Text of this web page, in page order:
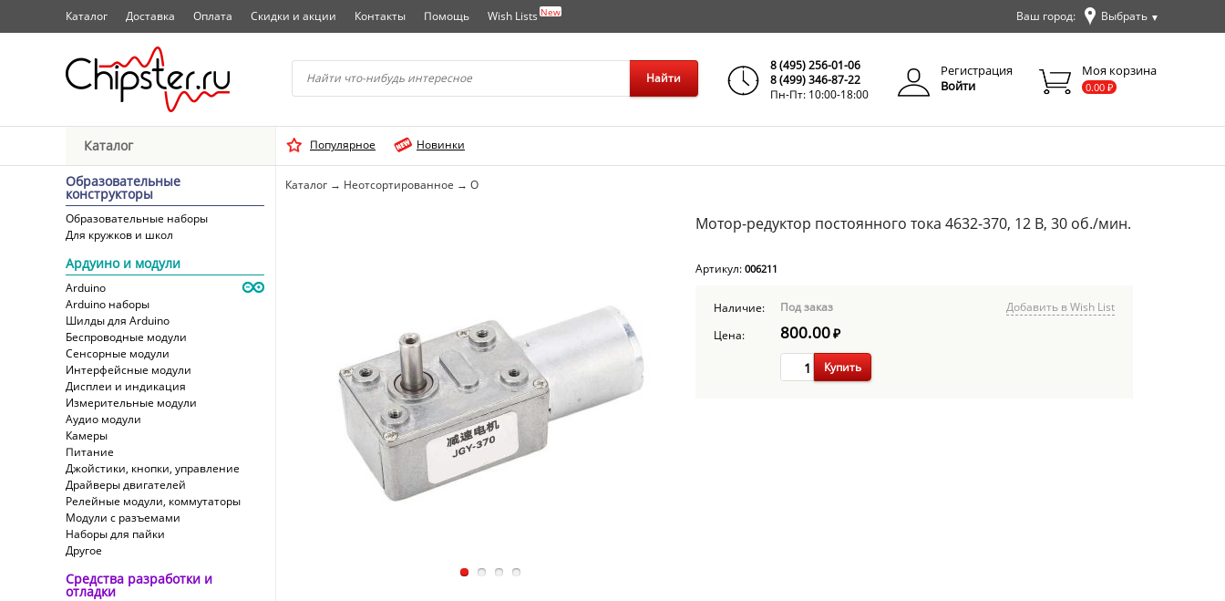
Начните водить название города..
Каталог Доставка Оплата Скидки и акции Контакты Помощь Wish Lists New Ваш город: Выбрать ▼
Найти
8 (495) 256-01-06
8 (499) 346-87-22
Пн-Пт: 10:00-18:00
Регистрация
Войти
Моя корзина
0.00 ₽
Каталог Популярное Новинки
Образовательные
конструкторы
Образовательные наборы
Для кружков и школ
Ардуино и модули
Arduino
Arduino наборы
Шилды для Arduino
Беспроводные модули
Сенсорные модули
Интерфейсные модули
Дисплеи и индикация
Измерительные модули
Аудио модули
Камеры
Питание
Джойстики, кнопки, управление
Драйверы двигателей
Релейные модули, коммутаторы
Модули с разъемами
Наборы для пайки
Другое
Средства разработки и
отладки
Каталог → Неотсортированное → O
Мотор-редуктор постоянного тока 4632-370, 12 В, 30 об./мин.
Артикул: 006211
Наличие: Под заказ
Добавить в Wish List
Цена:
800.00₽
Купить